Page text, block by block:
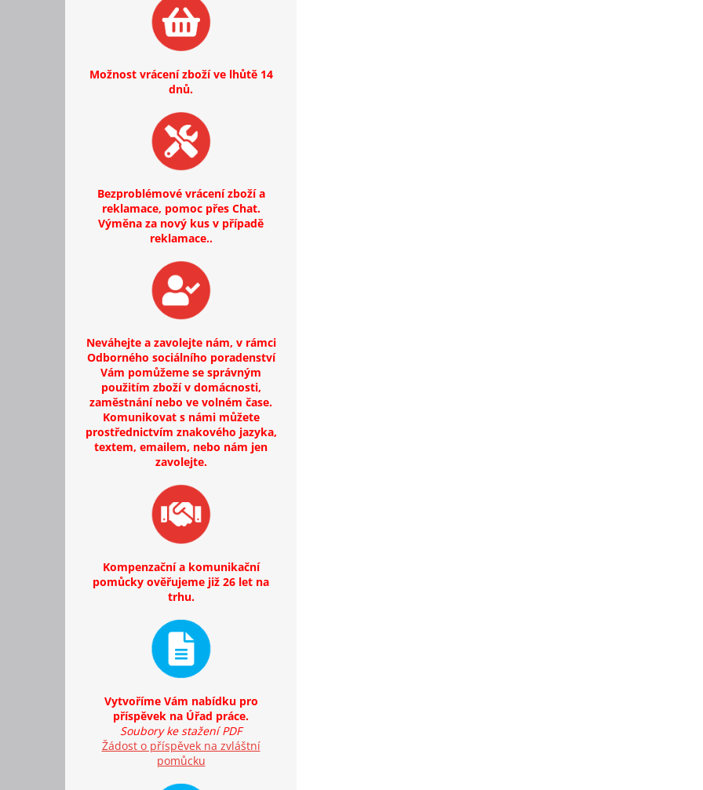
Možnost vrácení zboží ve lhůtě 14
dnů.
Bezproblémové vrácení zboží a
reklamace, pomoc přes Chat.
Výměna za nový kus v případě
reklamace..
Neváhejte a zavolejte nám, v rámci
Odborného sociálního poradenství
Vám pomůžeme se správným
použitím zboží v domácnosti,
zaměstnání nebo ve volném čase.
Komunikovat s námi můžete
prostřednictvím znakového jazyka,
textem, emailem, nebo nám jen
zavolejte.
Kompenzační a komunikační
pomůcky ověřujeme již 26 let na
trhu.
Vytvoříme Vám nabídku pro
příspěvek na Úřad práce.
Soubory ke stažení PDF
Žádost o příspěvek na zvláštní
pomůcku